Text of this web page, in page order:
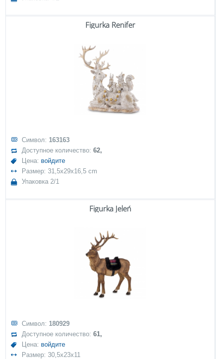
Figurka Renifer
Символ: 163163
Доступное количество:62,
Цена: войдите
Размер: 31,5x29x16,5 cm
Упаковка 2/1
Figurka Jeleń
Символ: 180929
Доступное количество:61,
Цена: войдите
Размер: 30,5x23x11